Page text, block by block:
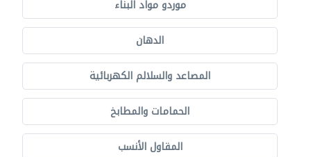
موردو مواد البناء
الدهان
المصاعد والسلالم الكهربائية
الحمامات والمطابخ
المقاول الأنسب